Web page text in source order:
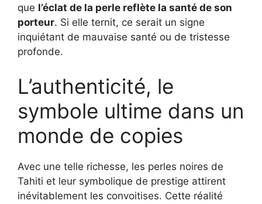
que l’éclat de la perle reflète la santé de son
porteur. Si elle ternit, ce serait un signe
inquiétant de mauvaise santé ou de tristesse
profonde.
L’authenticité, le
symbole ultime dans un
monde de copies
Avec une telle richesse, les perles noires de
Tahiti et leur symbolique de prestige attirent
inévitablement les convoitises. Cette réalité